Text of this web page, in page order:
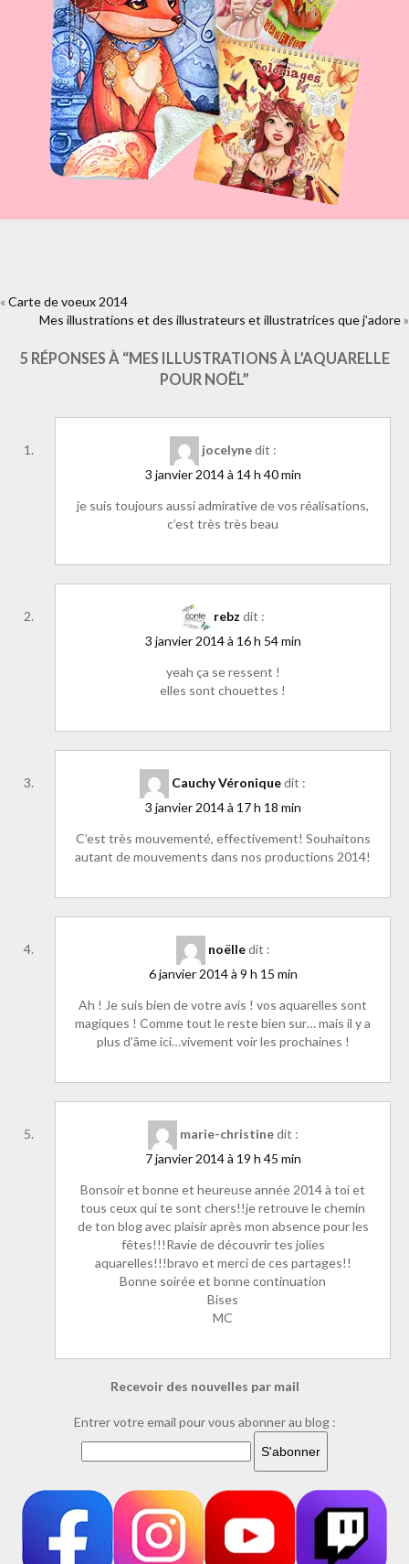
https://www.facebook.com/plugins/like.php?
href=https%3A%2F%2Fwww.laure-
«Carte de voeux 2014
Mes illustrations et des illustrateurs et illustratrices que j’adore»
5 RÉPONSES À “MES ILLUSTRATIONS À L’AQUARELLE
POUR NOËL”
jocelyne dit :
3 janvier 2014 à 14 h 40 min
je suis toujours aussi admirative de vos réalisations,
c’est très très beau
rebz dit :
3 janvier 2014 à 16 h 54 min
yeah ça se ressent !
elles sont chouettes !
Cauchy Véroniquedit :
3 janvier 2014 à 17 h 18 min
C’est très mouvementé, effectivement! Souhaitons
autant de mouvements dans nos productions 2014!
noëlle dit :
6 janvier 2014 à 9 h 15 min
Ah ! Je suis bien de votre avis ! vos aquarelles sont
magiques ! Comme tout le reste bien sur… mais il y a
plus d’âme ici…vivement voir les prochaines !
marie-christine dit :
7 janvier 2014 à 19 h 45 min
Bonsoir et bonne et heureuse année 2014 à toi et
tous ceux qui te sont chers!!je retrouve le chemin
de ton blog avec plaisir après mon absence pour les
fêtes!!!Ravie de découvrir tes jolies
aquarelles!!!bravo et merci de ces partages!!
Bonne soirée et bonne continuation
Bises
MC
Recevoir des nouvelles par mail
Entrer votre email pour vous abonner au blog :